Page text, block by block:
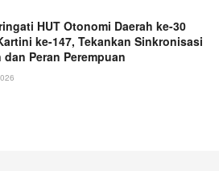
HUT Otonomi Daerah ke-30
ke-147, Tekankan Sinkronisasi
Peran Perempuan